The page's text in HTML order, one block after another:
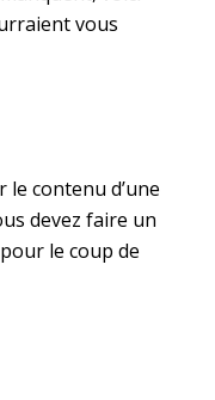
vous
contenu d’une
devez faire un
le coup de